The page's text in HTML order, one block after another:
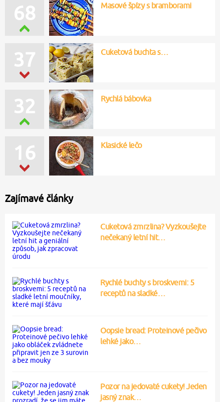
68 Masové špízy s bramborami
37 Cuketová buchta s…
32 Rychlá bábovka
16 Klasické lečo
Zajímavé články
Cuketová zmrzlina? Vyzkoušejte
nečekaný letní hit…
Rychlé buchty s broskvemi: 5
receptů na sladké…
Oopsie bread: Proteinové pečivo
lehké jako…
Pozor na jedovaté cukety! Jeden
jasný znak…